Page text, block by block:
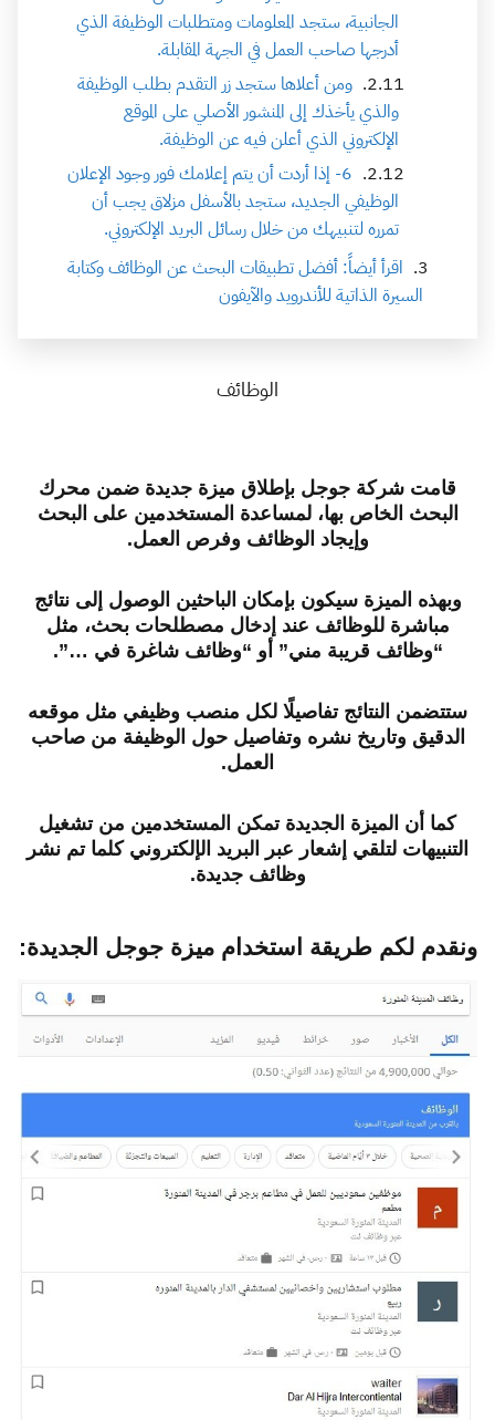
الجانبية، ستجد المعلومات ومتطلبات الوظيفة الذي
أدرجها صاحب العمل في الجهة المقابلة.
ومن أعلاها ستجد زر التقدم بطلب الوظيفة
والذي يأخذك إلى المنشور الأصلي على الموقع
الإلكتروني الذي أعلن فيه عن الوظيفة.
6- إذا أردت أن يتم إعلامك فور وجود الإعلان
الوظيفي الجديد، ستجد بالأسفل مزلاق يجب أن
تمرره لتنبيهك من خلال رسائل البريد الإلكتروني.
اقرأ أيضاً: أفضل تطبيقات البحث عن الوظائف وكتابة
السيرة الذاتية للأندرويد والآيفون
الوظائف
قامت شركة جوجل بإطلاق ميزة جديدة ضمن محرك
البحث الخاص بها، لمساعدة المستخدمين على البحث
وإيجاد الوظائف وفرص العمل.
وبهذه الميزة سيكون بإمكان الباحثين الوصول إلى نتائج
مباشرة للوظائف عند إدخال مصطلحات بحث، مثل
“وظائف قريبة مني” أو “وظائف شاغرة في …”.
ستتضمن النتائج تفاصيلًا لكل منصب وظيفي مثل موقعه
الدقيق وتاريخ نشره وتفاصيل حول الوظيفة من صاحب
العمل.
كما أن الميزة الجديدة تمكن المستخدمين من تشغيل
التنبيهات لتلقي إشعار عبر البريد الإلكتروني كلما تم نشر
وظائف جديدة.
ونقدم لكم طريقة استخدام ميزة جوجل الجديدة: